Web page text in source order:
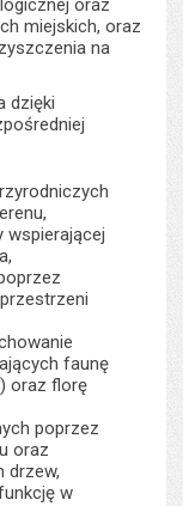
oraz
miejskich, oraz
na
dzięki
wspierającej
faunę
oraz florę
poprzez
oraz
drzew,
w